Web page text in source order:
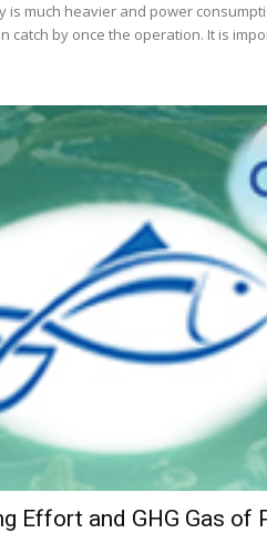
is much heavier and power
catch by once the operation. It is
Effort and GHG Gas of